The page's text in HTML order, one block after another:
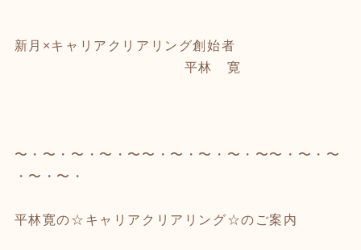
新月×キャリアクリアリング創始者
平林 寛
〜・〜・〜・〜・〜〜・〜・〜・〜・〜〜・〜・〜
・〜・〜・
平林寛の☆キャリアクリアリング☆のご案内